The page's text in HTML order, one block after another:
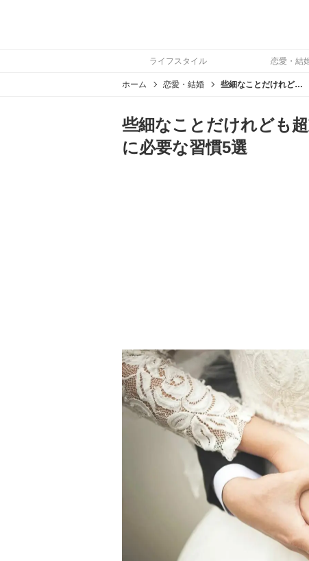
ライフスタイル 恋愛・結
ホーム 恋愛・結婚 些細なことだけれども超重要！良好な夫婦関係を築くために必要な習慣5選
些細なことだけれども
に必要な習慣5選